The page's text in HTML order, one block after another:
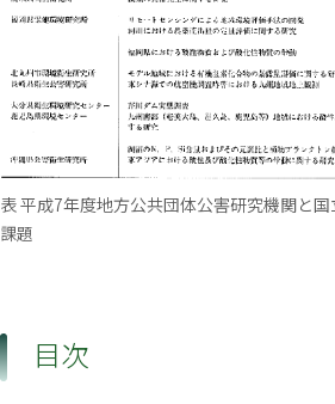
表 平成7年度地方公共団体公害研究機関と
課題
目次